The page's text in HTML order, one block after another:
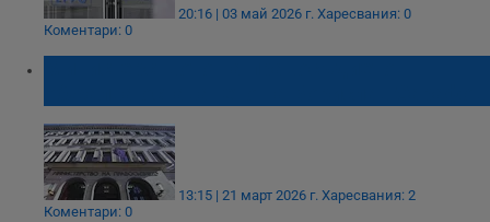
20:16 | 03 май 2026 г. Харесвания: 0
Коментари: 0
13:15 | 21 март 2026 г. Харесвания: 2
Коментари: 0